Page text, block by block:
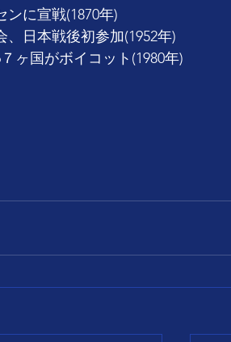
ンに宣戦(1870年)
、日本戦後初参加(1952年)
ヶ国がボイコット(1980年)